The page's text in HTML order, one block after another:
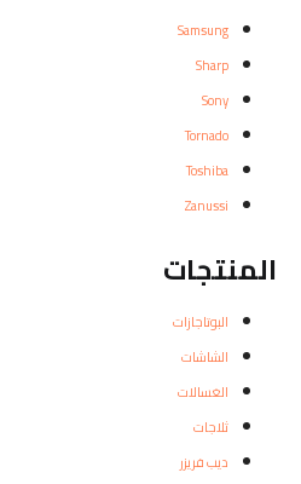
Samsung
Sharp
Sony
Tornado
Toshiba
Zanussi
المنتجات
البوتاجازات
الشاشات
الغسالات
ثلاجات
ديب فريزر